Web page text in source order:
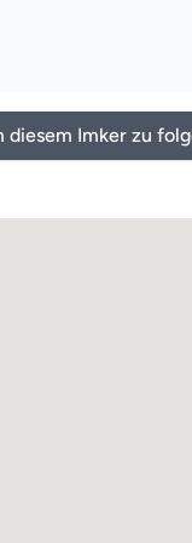
diesem Imker zu